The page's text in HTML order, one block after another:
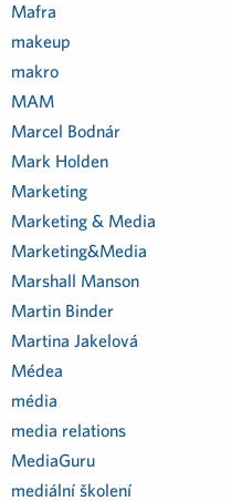
Mafra
makeup
makro
MAM
Marcel Bodnár
Mark Holden
Marketing
Marketing & Media
Marketing&Media
Marshall Manson
Martin Binder
Martina Jakelová
Médea
média
media relations
MediaGuru
mediální školení